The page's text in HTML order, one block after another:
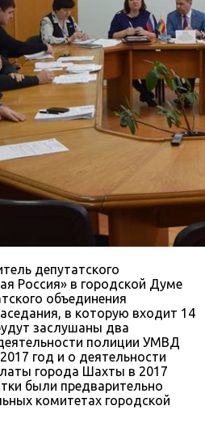
депутатского
Россия» в городской Думе
объединения
в которую входит 14
заслушаны два
полиции УМВД
год и о деятельности
города Шахты в 2017
были предварительно
комитетах городской